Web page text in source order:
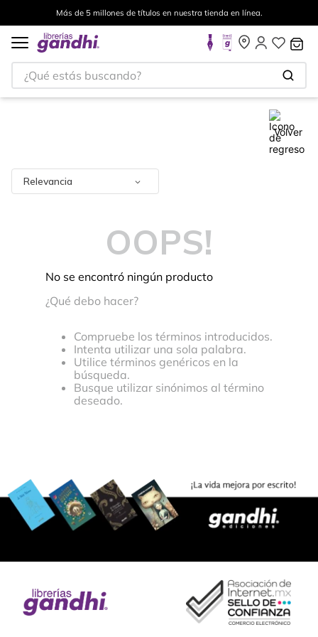
Más de 5 millones de títulos en nuestra tienda en línea.
¿Qué estás buscando?
Volver
Relevancia
OOPS!
No se encontró ningún producto
¿Qué debo hacer?
Compruebe los términos introducidos.
Intenta utilizar una sola palabra.
Utilice términos genéricos en la
búsqueda.
Busque utilizar sinónimos al término
deseado.